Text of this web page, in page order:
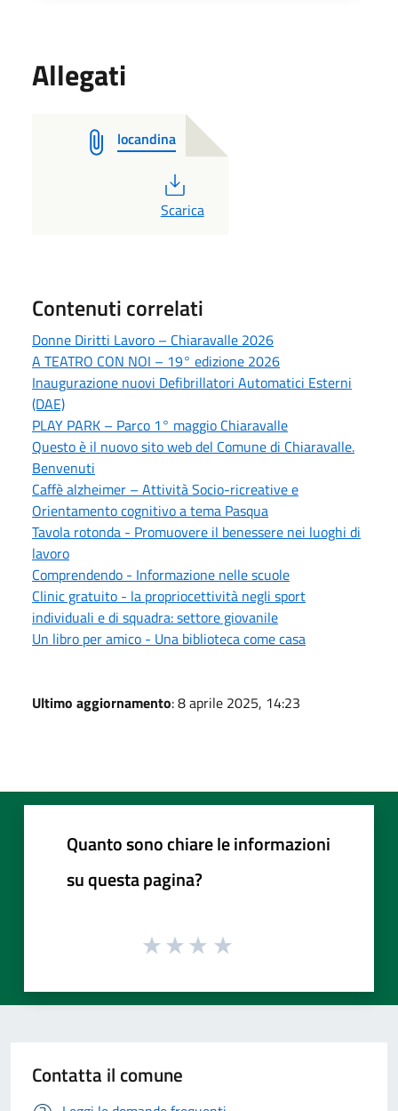
Allegati
locandina
PDF
Scarica
Contenuti correlati
Donne Diritti Lavoro – Chiaravalle 2026
A TEATRO CON NOI – 19° edizione 2026
Inaugurazione nuovi Defibrillatori Automatici Esterni
(DAE)
PLAY PARK – Parco 1° maggio Chiaravalle
Questo è il nuovo sito web del Comune di Chiaravalle.
Benvenuti
Caffè alzheimer – Attività Socio-ricreative e
Orientamento cognitivo a tema Pasqua
Tavola rotonda - Promuovere il benessere nei luoghi di
lavoro
Comprendendo - Informazione nelle scuole
Clinic gratuito - la propriocettività negli sport
individuali e di squadra: settore giovanile
Un libro per amico - Una biblioteca come casa
Ultimo aggiornamento: 8 aprile 2025, 14:23
Quanto sono chiare le informazioni
su questa pagina?
Contatta il comune